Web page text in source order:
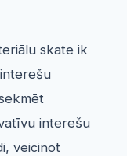
skate ik
interešu
veicinot